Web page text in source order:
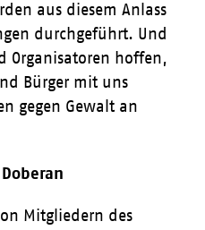
aus diesem Anlass
durchgeführt. Und
Organisatoren hoffen,
Bürger mit uns
gegen Gewalt an
Mitgliedern des